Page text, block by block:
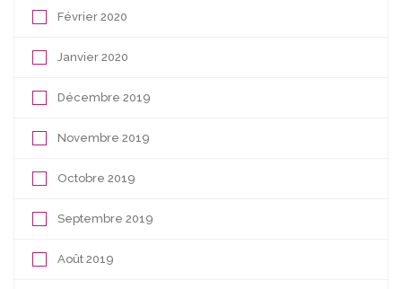
Février 2020
Janvier 2020
Décembre 2019
Novembre 2019
Octobre 2019
Septembre 2019
Août 2019